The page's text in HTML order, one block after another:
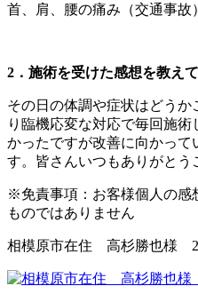
首、肩、腰の痛み（交通事故）
2．施術を受けた感想を教え
その日の体調や症状はどうか
り臨機応変な対応で毎回施
かったですが改善に向かって
す。皆さんいつもありがとう
※免責事項：お客様個人の感
ものではありません
相模原市在住 高杉勝也様